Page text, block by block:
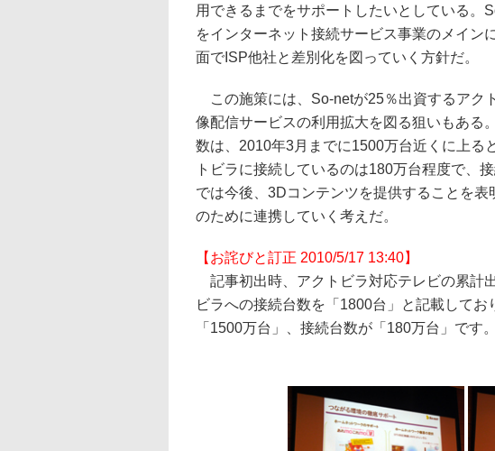
用できるまでをサポートしたいとしている。
をインターネット接続サービス事業のメイン
面でISP他社と差別化を図っていく方針だ。
この施策には、So-netが25％出資するアク
像配信サービスの利用拡大を図る狙いもある
数は、2010年3月までに1500万台近くに上る
トビラに接続しているのは180万台程度で、
では今後、3Dコンテンツを提供することを
のために連携していく考えだ。
【お詫びと訂正 2010/5/17 13:40】
記事初出時、アクトビラ対応テレビの累計
ビラへの接続台数を「1800台」と記載して
「1500万台」、接続台数が「180万台」です